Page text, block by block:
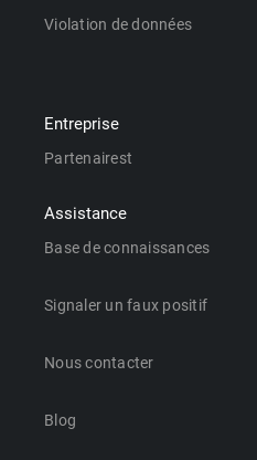
Violation de données
Entreprise
Partenairest
Assistance
Base de connaissances
Signaler un faux positif
Nous contacter
Blog